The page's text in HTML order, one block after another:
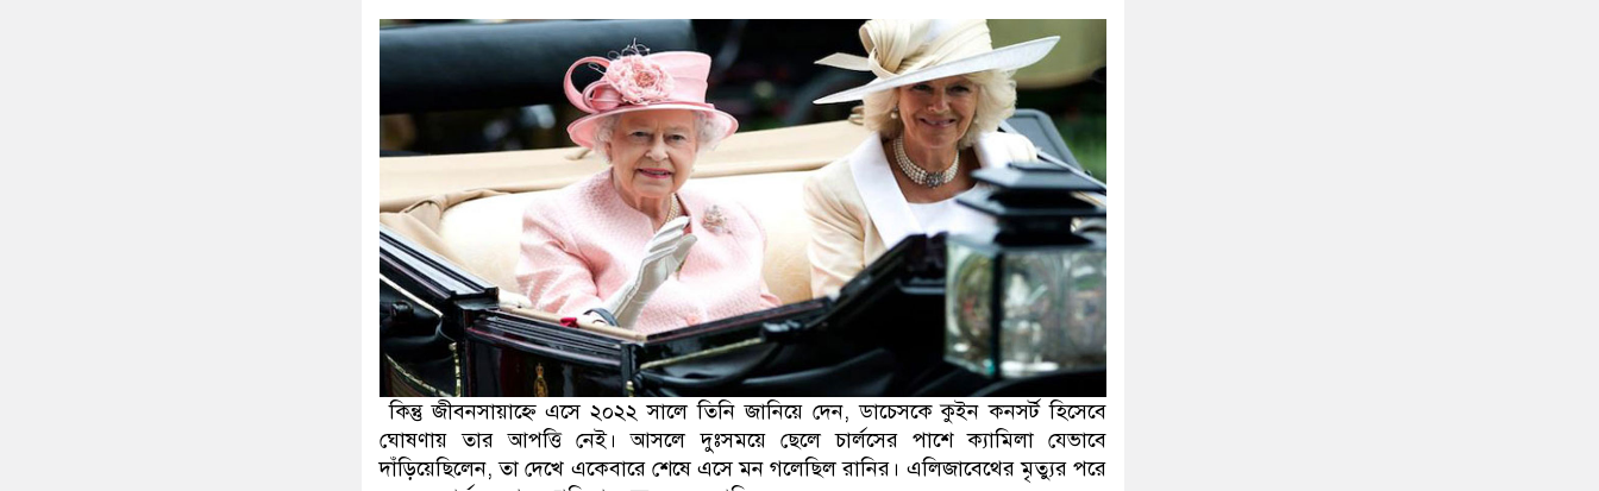
কিন্তু জীবনসায়াহ্নে এসে ২০২২ সালে তিনি জানিয়ে দেন, ডাচেসকে কুইন কনসর্ট হিসেবে
ঘোষণায় তার আপত্তি নেই। আসলে দুঃসময়ে ছেলে চার্লসের পাশে ক্যামিলা যেভাবে
দাঁড়িয়েছিলেন, তা দেখে একেবারে শেষে এসে মন গলেছিল রানির। এলিজাবেথের মৃত্যুর পরে